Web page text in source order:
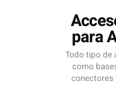
para
Todo tipo de
como
conectores